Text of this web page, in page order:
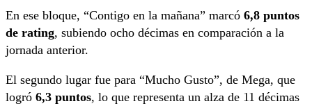
En ese bloque, “Contigo en la mañana” marcó 6,8 puntos
de rating, subiendo ocho décimas en comparación a la
jornada anterior.
El segundo lugar fue para “Mucho Gusto”, de Mega, que
logró 6,3 puntos, lo que representa un alza de 11 décimas